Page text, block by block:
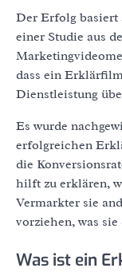
Der Erfolg basiert
einer Studie aus
dass ein
Dienstleistung
Es wurde
erfolgreichen
die
hilft zu erklären,
Vermarkter sie
vorziehen, was
Was ist ein